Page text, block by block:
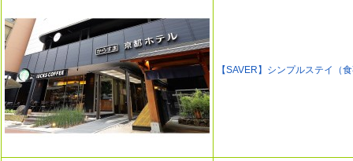
【SAVER】シンプルステイ（